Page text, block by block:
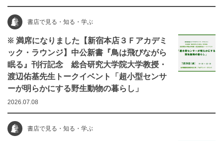
書店で見る・知る・学ぶ
※ 満席になりました【新宿本店３Ｆアカデミ
ック・ラウンジ】中公新書『鳥は飛びながら
眠る』刊行記念 総合研究大学院大学教授・
渡辺佑基先生トークイベント「超小型センサ
ーが明らかにする野生動物の暮らし」
2026.07.08
書店で見る・知る・学ぶ